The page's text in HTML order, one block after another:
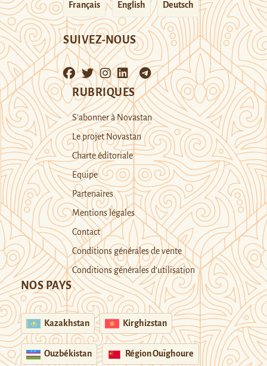
Français English Deutsch
SUIVEZ-NOUS
RUBRIQUES
S’abonner à Novastan
Le projet Novastan
Charte éditoriale
Equipe
Partenaires
Mentions légales
Contact
Conditions générales de vente
Conditions générales d’utilisation
NOS PAYS
Kazakhstan Kirghizstan
Ouzbékistan Région Ouïghoure